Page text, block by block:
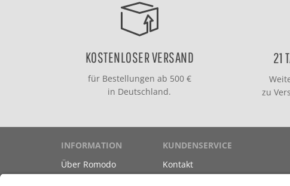
KOSTENLOSER VERSAND
für Bestellungen ab 500 €
in Deutschland.
21
zu
INFORMATION
Über Romodo
KUNDENSERVICE
Kontakt